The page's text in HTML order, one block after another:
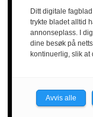
i
Ditt digitale
trykte bladet alltid
annonseplass. I
dine besøk på
kontinuerlig, slik
Avvis alle